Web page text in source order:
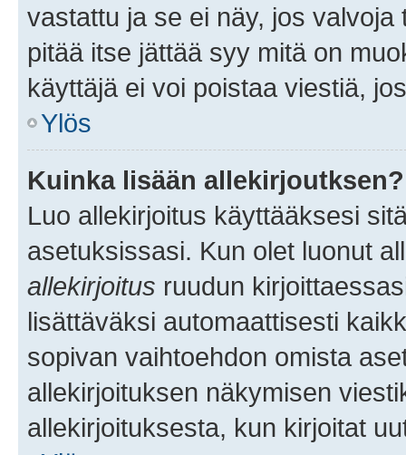
vastattu ja se ei näy, jos
pitää itse jättää syy mitä on
käyttäjä ei voi poistaa viestiä,
Ylös
Kuinka lisään allekirjoutksen?
Luo allekirjoitus käyttääksesi
asetuksissasi. Kun olet luonut
allekirjoitus ruudun
lisättäväksi automaattisesti
sopivan vaihtoehdon omista
allekirjoituksen näkymisen
allekirjoituksesta, kun kirjoitat